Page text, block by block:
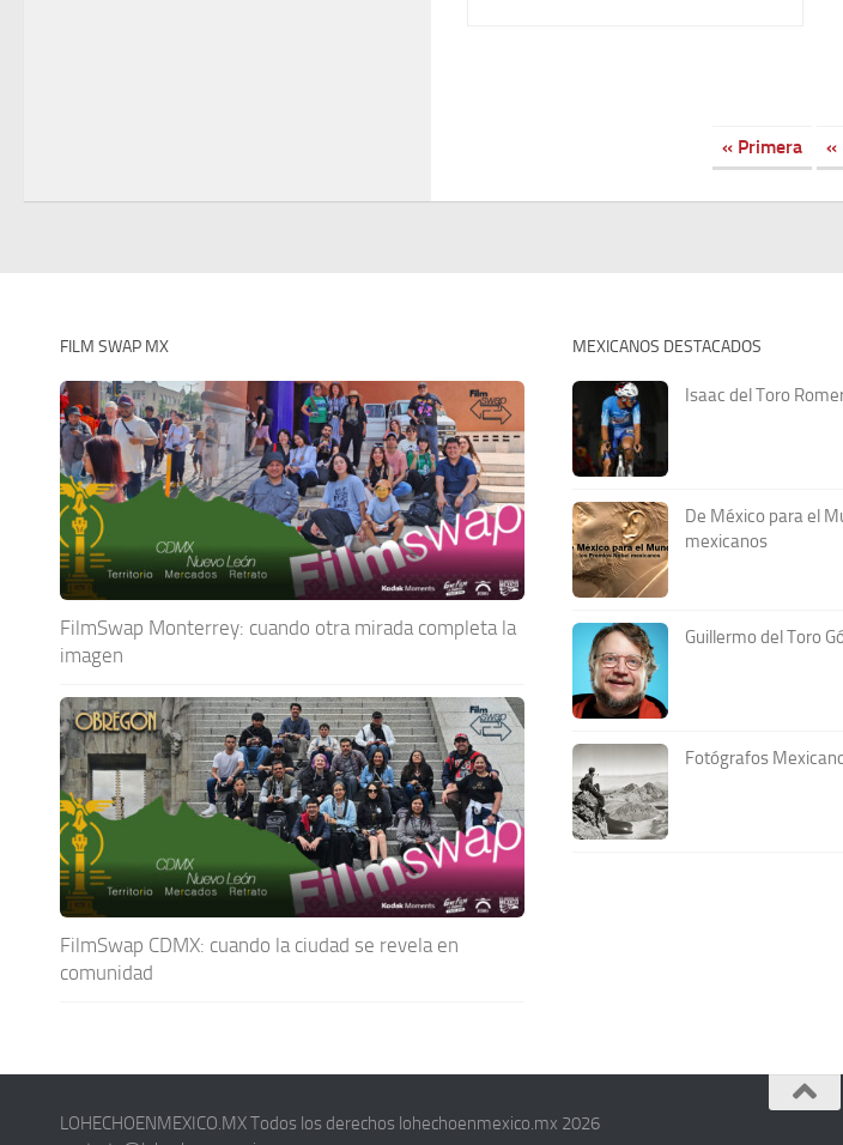
« Primera «
FILM SWAP MX
FilmSwap Monterrey: cuando otra mirada completa la
imagen
FilmSwap CDMX: cuando la ciudad se revela en
comunidad
MEXICANOS DESTACADOS
Isaac del Toro
De México para el
mexicanos
Guillermo del Toro
Fotógrafos
LOHECHOENMEXICO.MX Todos los derechos lohechoenmexico.mx 2026